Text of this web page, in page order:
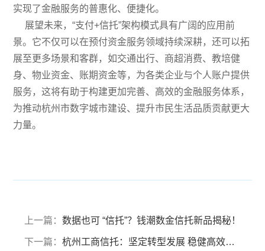
实现了金融服务的普惠化、便捷化。
展望未来，“支付+信托”架构模式具有广阔的应用前
景。它不仅可以在预付资金服务领域持续深耕，还可以拓
展至更多场景和客群，如交通出行、商超消费、教培健
身、物业资金、账期资金等，为各类企业与个人账户提供
服务，这将有助于构建更加完善、高效的金融服务体系，
为推动杭州市数字城市建设、提升市民生活品质贡献更大
力量。
上一篇： 数据也可 “信托”？钱潮数金信托新品揭秘！
下一篇： 杭州工商信托：坚定转型发展 稳健高效经营